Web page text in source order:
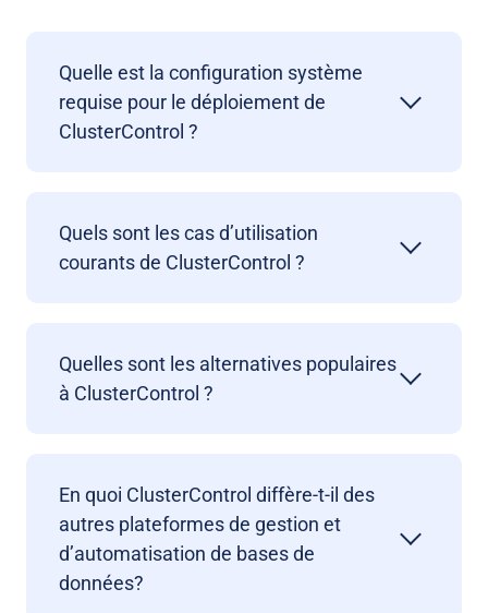
Quelle est la configuration système
requise pour le déploiement de
ClusterControl ?
Quels sont les cas d’utilisation
courants de ClusterControl ?
Quelles sont les alternatives populaires
à ClusterControl ?
En quoi ClusterControl diffère-t-il des
autres plateformes de gestion et
d’automatisation de bases de
données?